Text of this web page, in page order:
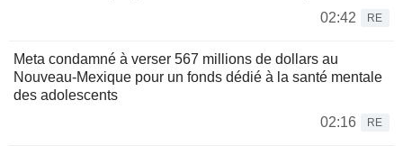
02:42
RE
Meta condamné à verser 567 millions de dollars au
Nouveau-Mexique pour un fonds dédié à la santé mentale
des adolescents
02:16
RE